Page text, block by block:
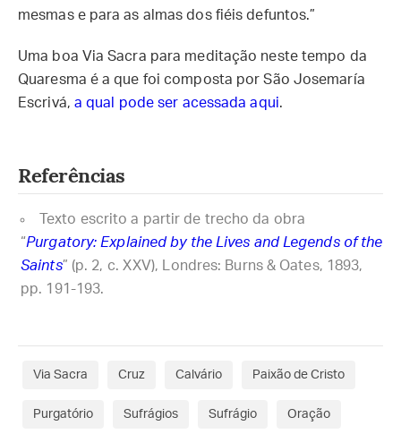
mesmas e para as almas dos fiéis defuntos.”
Uma boa Via Sacra para meditação neste tempo da
Quaresma é a que foi composta por São Josemaría
Escrivá, a qual pode ser acessada aqui.
Referências
Texto escrito a partir de trecho da obra
“Purgatory: Explained by the Lives and Legends of the
Saints” (p. 2, c. XXV), Londres: Burns & Oates, 1893,
pp. 191-193.
Via Sacra Cruz Calvário Paixão de Cristo
Purgatório Sufrágios Sufrágio Oração